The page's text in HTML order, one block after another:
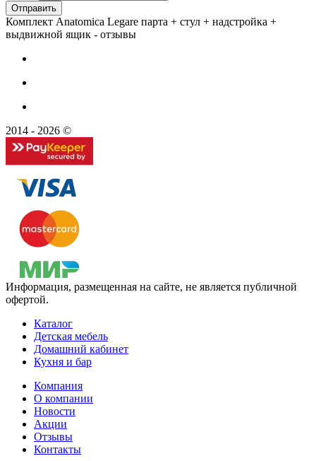
Комплект Anatomica Legare парта + стул + надстройка +
выдвижной ящик - отзывы
2014 - 2026 ©
Информация, размещенная на сайте, не является публичной
офертой.
Каталог
Детская мебель
Домашний кабинет
Кухня и бар
Компания
О компании
Новости
Акции
Отзывы
Контакты